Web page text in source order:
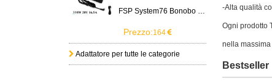
-Alta qualità
Ogni prodotto
nella
Bestseller
FSP System76 Bonobo WS (bonw16)/Ultra 9/RTX5090
Prezzo:164
Adattatore per tutte le categorie